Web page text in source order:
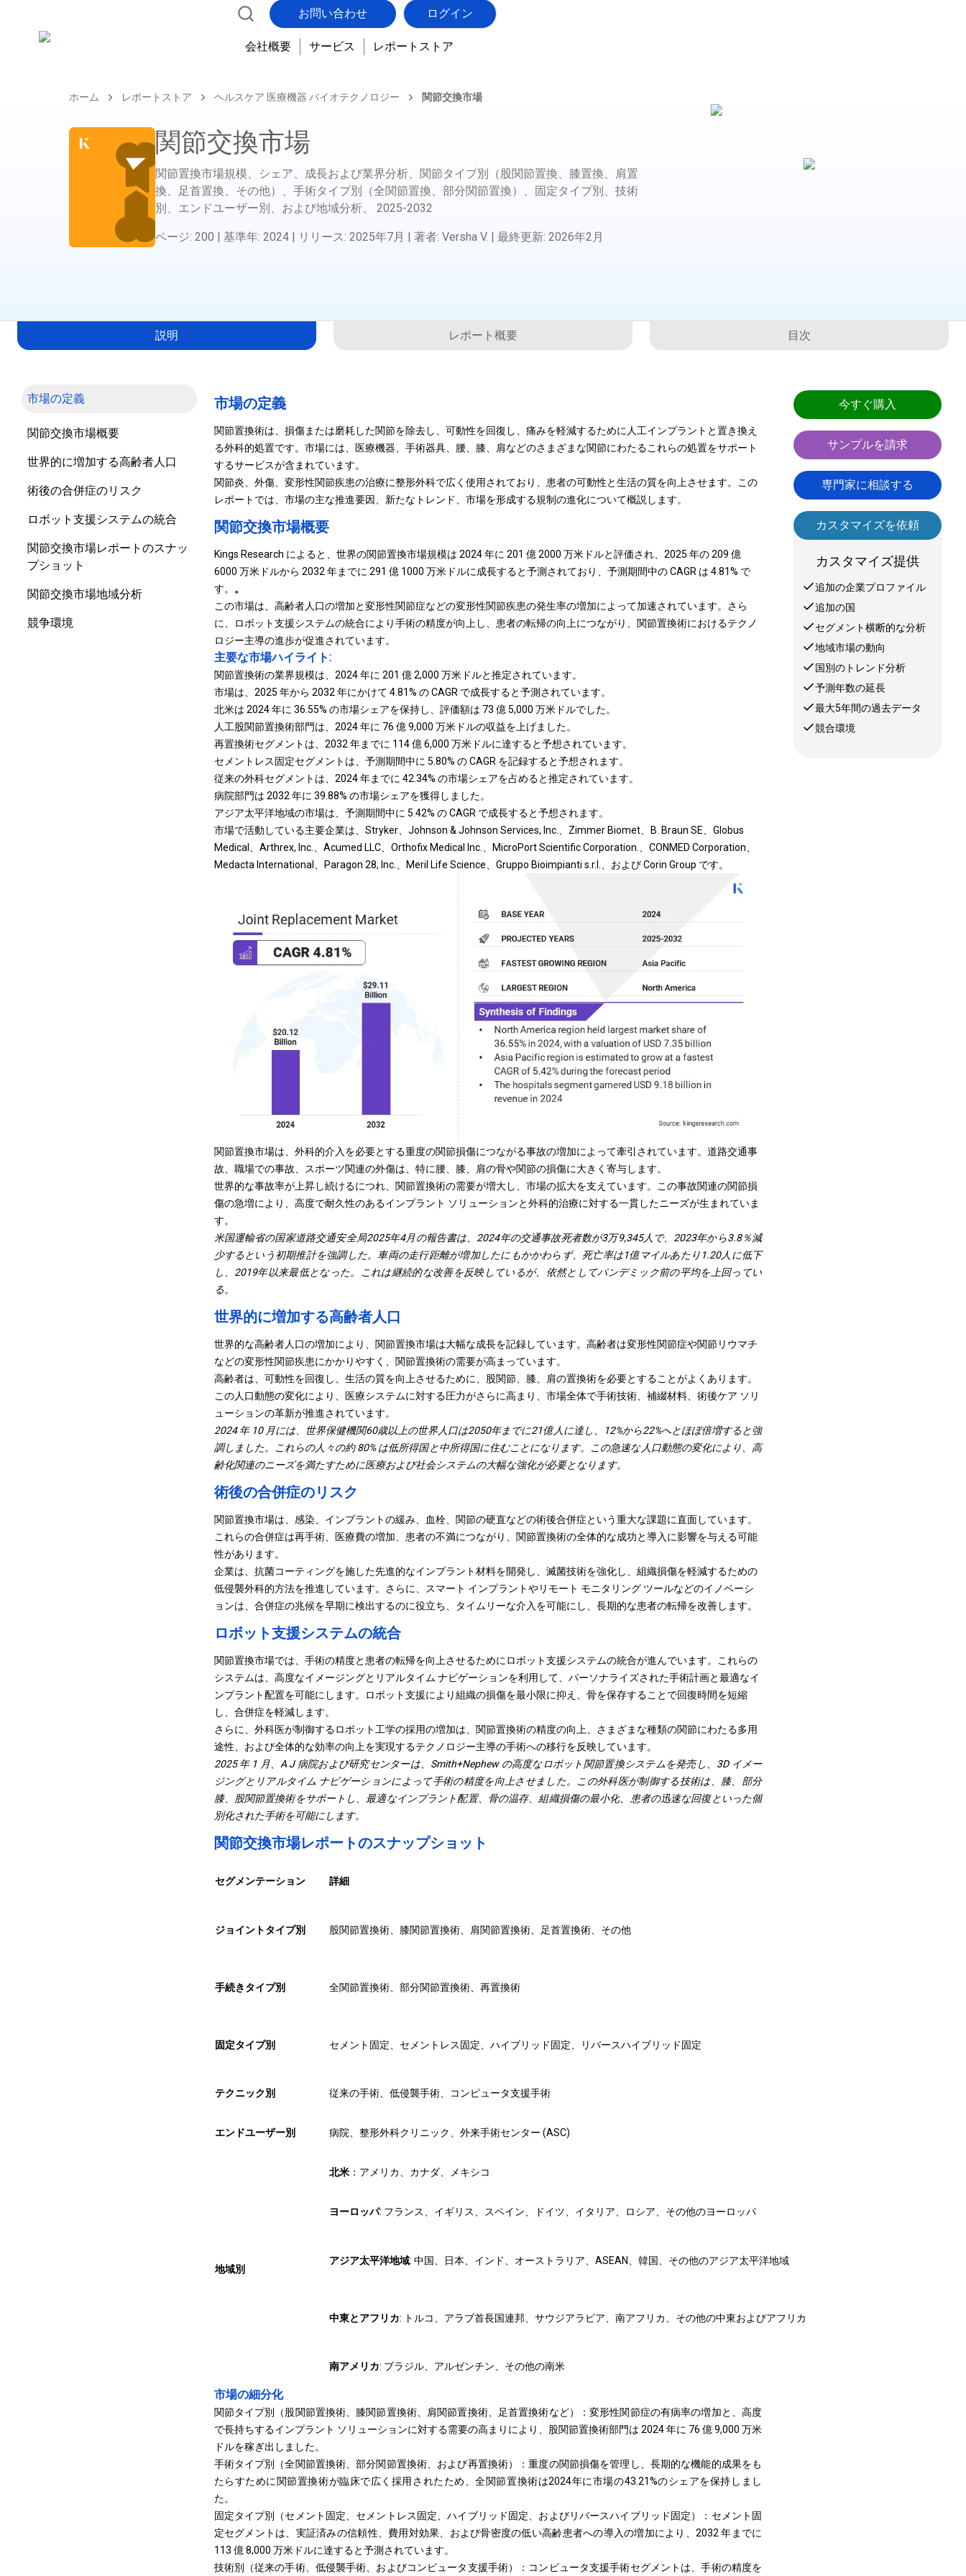
お問い合わせ ログイン
会社概要 サービス レポートストア
ホーム レポートストア ヘルスケア 医療機器 バイオテクノロジー 関節交換市場
関節交換市場
関節置換市場規模、シェア、成長および業界分析、関節タイプ別（股関節置換、膝置換、肩置
換、足首置換、その他）、手術タイプ別（全関節置換、部分関節置換）、固定タイプ別、技術
別、エンドユーザー別、および地域分析、
2025-2032
ページ: 200 基準年: 2024 リリース: 2025年7月 著者: Versha V. 最終更新: 2026年2月
説明 レポート概要 目次
市場の定義
関節交換市場概要
世界的に増加する高齢者人口
術後の合併症のリスク
ロボット支援システムの統合
関節交換市場レポートのスナッ
プショット
関節交換市場地域分析
競争環境
市場の定義
関節置換術は、損傷または磨耗した関節を除去し、可動性を回復し、痛みを軽減するために人工インプラントと置き換え
る外科的処置です。市場には、医療機器、手術器具、腰、膝、肩などのさまざまな関節にわたるこれらの処置をサポート
するサービスが含まれています。
関節炎、外傷、変形性関節疾患の治療に整形外科で広く使用されており、患者の可動性と生活の質を向上させます。この
レポートでは、市場の主な推進要因、新たなトレンド、市場を形成する規制の進化について概説します。
関節交換市場概要
Kings Research によると、世界の関節置換市場規模は 2024 年に 201 億 2000 万米ドルと評価され、2025 年の 209 億
6000 万米ドルから 2032 年までに 291 億 1000 万米ドルに成長すると予測されており、予測期間中の CAGR は 4.81% で
す。 。
この市場は、高齢者人口の増加と変形性関節症などの変形性関節疾患の発生率の増加によって加速されています。さら
に、ロボット支援システムの統合により手術の精度が向上し、患者の転帰の向上につながり、関節置換術におけるテクノ
ロジー主導の進歩が促進されています。
主要な市場ハイライト:
関節置換術の業界規模は、2024 年に 201 億 2,000 万米ドルと推定されています。
市場は、2025 年から 2032 年にかけて 4.81% の CAGR で成長すると予測されています。
北米は 2024 年に 36.55% の市場シェアを保持し、評価額は 73 億 5,000 万米ドルでした。
人工股関節置換術部門は、2024 年に 76 億 9,000 万米ドルの収益を上げました。
再置換術セグメントは、2032 年までに 114 億 6,000 万米ドルに達すると予想されています。
セメントレス固定セグメントは、予測期間中に 5.80% の CAGR を記録すると予想されます。
従来の外科セグメントは、2024 年までに 42.34% の市場シェアを占めると推定されています。
病院部門は 2032 年に 39.88% の市場シェアを獲得しました。
アジア太平洋地域の市場は、予測期間中に 5.42% の CAGR で成長すると予想されます。
市場で活動している主要企業は、Stryker、Johnson & Johnson Services, Inc.、Zimmer Biomet、B. Braun SE、Globus
Medical、Arthrex, Inc.、Acumed LLC、Orthofix Medical Inc.、MicroPort Scientific Corporation.、CONMED Corporation、
Medacta International、Paragon 28, Inc.、Meril Life Science、Gruppo Bioimpianti s.r.l.、および Corin Group です。
関節置換市場は、外科的介入を必要とする重度の関節損傷につながる事故の増加によって牽引されています。道路交通事
故、職場での事故、スポーツ関連の外傷は、特に腰、膝、肩の骨や関節の損傷に大きく寄与します。
世界的な事故率が上昇し続けるにつれ、関節置換術の需要が増大し、市場の拡大を支えています。この事故関連の関節損
傷の急増により、高度で耐久性のあるインプラント ソリューションと外科的治療に対する一貫したニーズが生まれていま
す。
米国運輸省の国家道路交通安全局2025年4月の報告書は、2024年の交通事故死者数が3万9,345人で、2023年から3.8％減
少するという初期推計を強調した。車両の走行距離が増加したにもかかわらず、死亡率は1億マイルあたり1.20人に低下
し、2019年以来最低となった。これは継続的な改善を反映しているが、依然としてパンデミック前の平均を上回ってい
る。
世界的に増加する高齢者人口
世界的な高齢者人口の増加により、関節置換市場は大幅な成長を記録しています。高齢者は変形性関節症や関節リウマチ
などの変形性関節疾患にかかりやすく、関節置換術の需要が高まっています。
高齢者は、可動性を回復し、生活の質を向上させるために、股関節、膝、肩の置換術を必要とすることがよくあります。
この人口動態の変化により、医療システムに対する圧力がさらに高まり、市場全体で手術技術、補綴材料、術後ケア ソリ
ューションの革新が推進されています。
2024 年 10 月には、
世界保健機関60歳以上の世界人口は2050年までに21億人に達し、12%から22%へとほぼ倍増すると強
調しました。これらの人々の約 80% は低所得国と中所得国に住むことになります。この急速な人口動態の変化により、高
齢化関連のニーズを満たすために医療および社会システムの大幅な強化が必要となります。
術後の合併症のリスク
関節置換市場は、感染、インプラントの緩み、血栓、関節の硬直などの術後合併症という重大な課題に直面しています。
これらの合併症は再手術、医療費の増加、患者の不満につながり、関節置換術の全体的な成功と導入に影響を与える可能
性があります。
企業は、抗菌コーティングを施した先進的なインプラント材料を開発し、滅菌技術を強化し、組織損傷を軽減するための
低侵襲外科的方法を推進しています。さらに、スマート インプラントやリモート モニタリング ツールなどのイノベーシ
ョンは、合併症の兆候を早期に検出するのに役立ち、タイムリーな介入を可能にし、長期的な患者の転帰を改善します。
ロボット支援システムの統合
関節置換市場では、手術の精度と患者の転帰を向上させるためにロボット支援システムの統合が進んでいます。これらの
システムは、高度なイメージングとリアルタイム ナビゲーションを利用して、パーソナライズされた手術計画と最適なイ
ンプラント配置を可能にします。ロボット支援により組織の損傷を最小限に抑え、骨を保存することで回復時間を短縮
し、合併症を軽減します。
さらに、外科医が制御するロボット工学の採用の増加は、関節置換術の精度の向上、さまざまな種類の関節にわたる多用
途性、および全体的な効率の向上を実現するテクノロジー主導の手術への移行を反映しています。
2025 年 1 月、A J 病院および研究センターは、Smith+Nephew の高度なロボット関節置換システムを発売し、3D イメー
ジングとリアルタイム ナビゲーションによって手術の精度を向上させました。この外科医が制御する技術は、膝、部分
膝、股関節置換術をサポートし、最適なインプラント配置、骨の温存、組織損傷の最小化、患者の迅速な回復といった個
別化された手術を可能にします。
関節交換市場レポートのスナップショット
セグメンテーション 詳細
ジョイントタイプ別 股関節置換術、膝関節置換術、肩関節置換術、足首置換術、その他
手続きタイプ別 全関節置換術、部分関節置換術、再置換術
固定タイプ別 セメント固定、セメントレス固定、ハイブリッド固定、リバースハイブリッド固定
テクニック別 従来の手術、低侵襲手術、コンピュータ支援手術
エンドユーザー別 病院、整形外科クリニック、外来手術センター (ASC)
地域別
北米：アメリカ、カナダ、メキシコ
ヨーロッパ: フランス、イギリス、スペイン、ドイツ、イタリア、ロシア、その他のヨーロッパ
アジア太平洋地域: 中国、日本、インド、オーストラリア、ASEAN、韓国、その他のアジア太平洋地域
中東とアフリカ: トルコ、アラブ首長国連邦、サウジアラビア、南アフリカ、その他の中東およびアフリカ
南アメリカ: ブラジル、アルゼンチン、その他の南米
市場の細分化
関節タイプ別（股関節置換術、膝関節置換術、肩関節置換術、足首置換術など）：変形性関節症の有病率の増加と、高度
で長持ちするインプラント ソリューションに対する需要の高まりにより、股関節置換術部門は 2024 年に 76 億 9,000 万米
ドルを稼ぎ出しました。
手術タイプ別（全関節置換術、部分関節置換術、および再置換術）：重度の関節損傷を管理し、長期的な機能的成果をも
たらすために関節置換術が臨床で広く採用されたため、全関節置換術は2024年に市場の43.21%のシェアを保持しまし
た。
固定タイプ別（セメント固定、セメントレス固定、ハイブリッド固定、およびリバースハイブリッド固定）：セメント固
定セグメントは、実証済みの信頼性、費用対効果、および骨密度の低い高齢患者への導入の増加により、2032 年までに
113 億 8,000 万米ドルに達すると予測されています。
技術別（従来の手術、低侵襲手術、およびコンピュータ支援手術）：コンピュータ支援手術セグメントは、手術の精度を
今すぐ購入
サンプルを請求
専門家に相談する
カスタマイズを依頼
カスタマイズ提供
追加の企業プロファイル
追加の国
セグメント横断的な分析
地域市場の動向
国別のトレンド分析
予測年数の延長
最大5年間の過去データ
競合環境